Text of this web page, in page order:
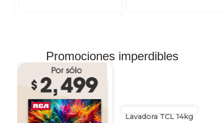
Promociones imperdibles
Lavadora TCL 14kg